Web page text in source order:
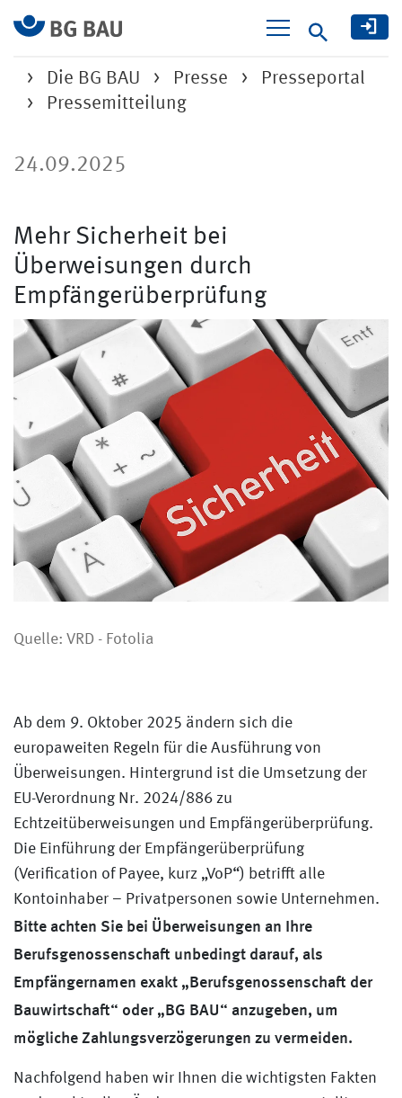
Suche
Die BG BAU Presse
Presseportal
Pressemitteilung
24.09.2025
Mehr Sicherheit bei
Überweisungen durch
Empfängerüberprüfung
Quelle: VRD - Fotolia
Ab dem 9. Oktober 2025 ändern sich die
europaweiten Regeln für die Ausführung von
Überweisungen. Hintergrund ist die Umsetzung der
EU-Verordnung Nr. 2024/886 zu
Echtzeitüberweisungen und Empfängerüberprüfung.
Die Einführung der Empfängerüberprüfung
(Verification of Payee, kurz „VoP“) betrifft alle
Kontoinhaber – Privatpersonen sowie Unternehmen.
Bitte achten Sie bei Überweisungen an Ihre
Berufsgenossenschaft unbedingt darauf, als
Empfängernamen exakt „Berufsgenossenschaft der
Bauwirtschaft“ oder „BG BAU“ anzugeben, um
mögliche Zahlungsverzögerungen zu vermeiden.
Nachfolgend haben wir Ihnen die wichtigsten Fakten